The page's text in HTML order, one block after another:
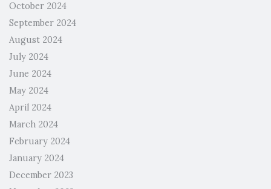
October 2024
September 2024
August 2024
July 2024
June 2024
May 2024
April 2024
March 2024
February 2024
January 2024
December 2023